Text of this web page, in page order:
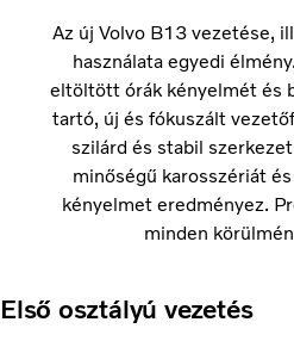
Az új Volvo B13 vezetése,
használata egyedi
eltöltött órák kényelmét és
tartó, új és fókuszált
szilárd és stabil
minőségű karosszériát
kényelmet eredményez.
minden
Első osztályú vezetés